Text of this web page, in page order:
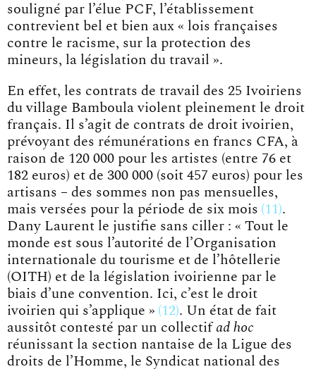
souligné par l’élue PCF, l’établissement
contrevient bel et bien aux « lois françaises
contre le racisme, sur la protection des
mineurs, la législation du travail ».
En effet, les contrats de travail des 25 Ivoiriens
du village Bamboula violent pleinement le droit
français. Il s’agit de contrats de droit ivoirien,
prévoyant des rémunérations en francs CFA, à
raison de 120 000 pour les artistes (entre 76 et
182 euros) et de 300 000 (soit 457 euros) pour les
artisans – des sommes non pas mensuelles,
mais versées pour la période de six mois 11 .
Dany Laurent le justifie sans ciller : « Tout le
monde est sous l’autorité de l’Organisation
internationale du tourisme et de l’hôtellerie
(OITH) et de la législation ivoirienne par le
biais d’une convention. Ici, c’est le droit
ivoirien qui s’applique » 12 . Un état de fait
aussitôt contesté par un collectif ad hoc
réunissant la section nantaise de la Ligue des
droits de l’Homme, le Syndicat national des